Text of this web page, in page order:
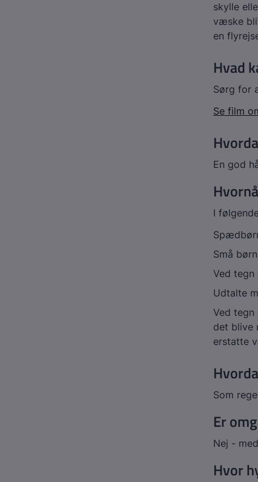
skylle
væske
en
Hvad
Sørg for
Se film
En god
I
Små
Ved
Udtalte
Ved
det blive
erstatte
Som
Er
Nej -
Hvor